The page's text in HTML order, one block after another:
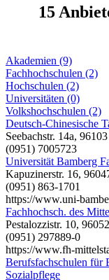
15
Akademien (9)
Fachhochschulen (2)
Hochschulen (2)
Universitäten (0)
Volkshochschulen (2)
Deutsch-Chinesische
Seebachstr. 14a,
(0951) 7005723
Universität Bamberg
Kapuzinerstr. 16,
(0951) 863-1701
https://www.uni-
Fachhochsch. des
Pestalozzistr. 10,
(0951) 297889-0
https://www.fh-
Berufsfachschulen für
Sozialpflege